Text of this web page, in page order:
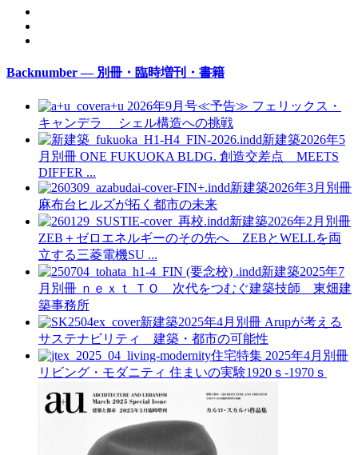
Backnumber — 別冊・臨時増刊・書籍
a+u 2026年9月号≪予告≫ フェリックス・
キャンデラ シェル構造への挑戦
新建築2026年5
月別冊 ONE FUKUOKA BLDG. 創造交差点 MEETS
DIFFER ...
新建築2026年3月別冊
麻布台ヒルズが拓く都市の未来
新建築2026年2月別冊
ZEB＋ゼロエネルギーのその先へ ZEBとWELLを両
立する三菱電機SU ...
新建築2025年7
月別冊 ｎｅｘｔ ＴＯ 次代をつむぐ建築技師 東畑建
築事務所
新建築2025年4月別冊 Arupが考える
サステナビリティ 建築・都市の可能性
住宅特集 2025年4月別冊
リビング・モダニティ 住まいの実験1920ｓ-1970ｓ